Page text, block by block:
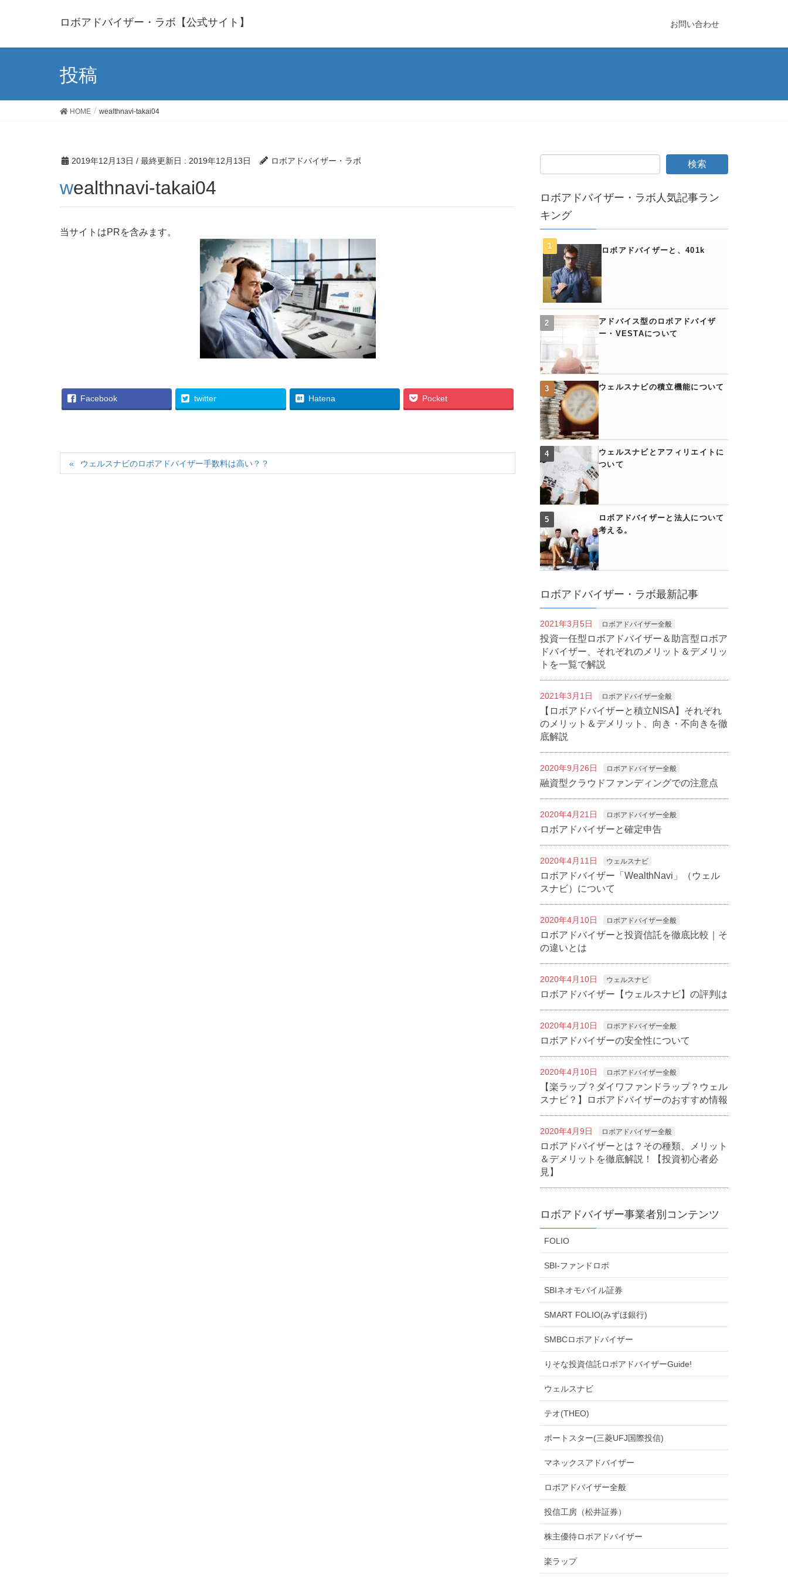
ロボアドバイザー・ラボ【公式サイト】 お問い合わせ
投稿
HOME wealthnavi-takai04
2019年12月13日 / 最終更新日 : 2019年12月13日 ロボアドバイザー・ラボ
wealthnavi-takai04
当サイトはPRを含みます。
Facebook twitter Hatena Pocket
ウェルスナビのロボアドバイザー手数料は高い？？
ロボアドバイザー・ラボ人気記事ラン
キング
ロボアドバイザーと、401k
アドバイス型のロボアドバイザ
ー・VESTAについて
ウェルスナビの積立機能について
ウェルスナビとアフィリエイトに
ついて
ロボアドバイザーと法人について
考える。
ロボアドバイザー・ラボ最新記事
2021年3月5日 ロボアドバイザー全般
投資一任型ロボアドバイザー＆助言型ロボア
ドバイザー、それぞれのメリット＆デメリッ
トを一覧で解説
2021年3月1日 ロボアドバイザー全般
【ロボアドバイザーと積立NISA】それぞれ
のメリット＆デメリット、向き・不向きを徹
底解説
2020年9月26日 ロボアドバイザー全般
融資型クラウドファンディングでの注意点
2020年4月21日 ロボアドバイザー全般
ロボアドバイザーと確定申告
2020年4月11日 ウェルスナビ
ロボアドバイザー「WealthNavi」（ウェル
スナビ）について
2020年4月10日 ロボアドバイザー全般
ロボアドバイザーと投資信託を徹底比較｜そ
の違いとは
2020年4月10日 ウェルスナビ
ロボアドバイザー【ウェルスナビ】の評判は
2020年4月10日 ロボアドバイザー全般
ロボアドバイザーの安全性について
2020年4月10日 ロボアドバイザー全般
【楽ラップ？ダイワファンドラップ？ウェル
スナビ？】ロボアドバイザーのおすすめ情報
2020年4月9日 ロボアドバイザー全般
ロボアドバイザーとは？その種類、メリット
＆デメリットを徹底解説！【投資初心者必
見】
ロボアドバイザー事業者別コンテンツ
FOLIO
SBI-ファンドロボ
SBIネオモバイル証券
SMART FOLIO(みずほ銀行)
SMBCロボアドバイザー
りそな投資信託ロボアドバイザーGuide!
ウェルスナビ
テオ(THEO)
ポートスター(三菱UFJ国際投信)
マネックスアドバイザー
ロボアドバイザー全般
投信工房（松井証券）
株主優待ロボアドバイザー
楽ラップ